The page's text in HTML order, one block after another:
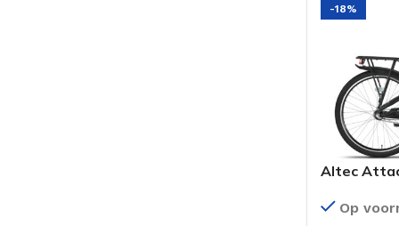
-18%
Altec
Op